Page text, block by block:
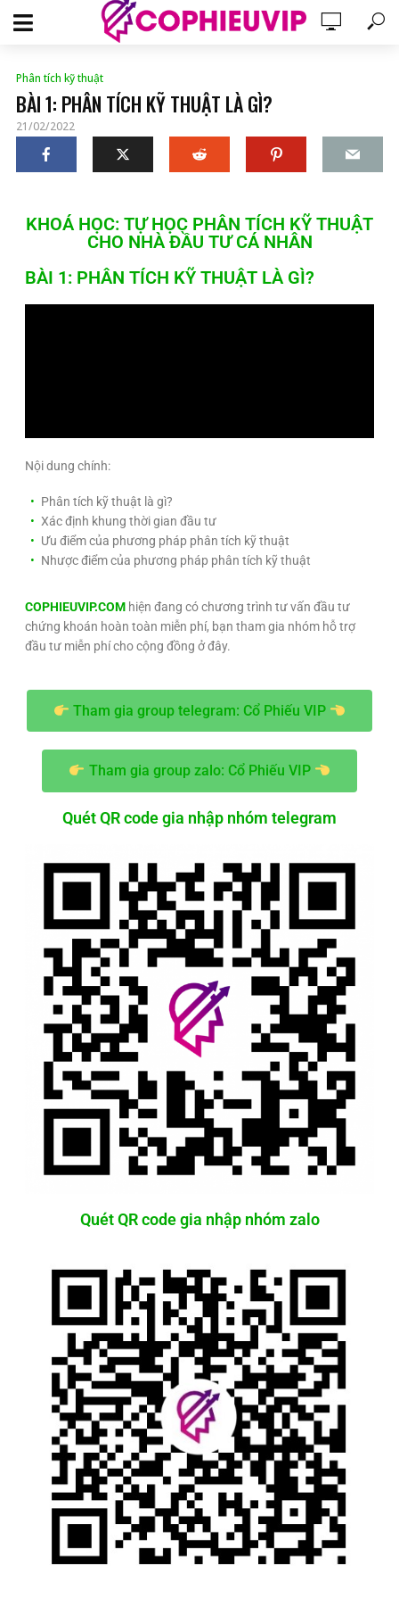
Phân tích kỹ thuật
BÀI 1: PHÂN TÍCH KỸ THUẬT LÀ GÌ?
21/02/2022
KHOÁ HỌC: TỰ HỌC PHÂN TÍCH KỸ THUẬT
CHO NHÀ ĐẦU TƯ CÁ NHÂN
BÀI 1: PHÂN TÍCH KỸ THUẬT LÀ GÌ?
Nội dung chính:
Phân tích kỹ thuật là gì?
Xác định khung thời gian đầu tư
Ưu điểm của phương pháp phân tích kỹ thuật
Nhược điểm của phương pháp phân tích kỹ thuật
COPHIEUVIP.COM hiện đang có chương trình tư vấn đầu tư
chứng khoán hoàn toàn miễn phí, bạn tham gia nhóm hỗ trợ
đầu tư miễn phí cho cộng đồng ở đây.
Tham gia group telegram: Cổ Phiếu VIP
Tham gia group zalo: Cổ Phiếu VIP
Quét QR code gia nhập nhóm telegram
Quét QR code gia nhập nhóm zalo